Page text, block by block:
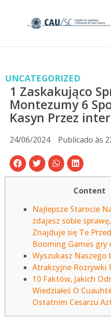
UNCATEGORIZED
1 Zaskakująco
Montezumy 6
Kasyn Przez
24/06/2024 Publicado às
Content
Najlepsze Starocie
zdajesz sobie
Znajduje się Te
Booming Games gry
Wyszukasz Naszego
Atrakcyjne Rozrywki
10 Faktów, Jakich
Wiedziałeś O
Ostatnim Cesarzu